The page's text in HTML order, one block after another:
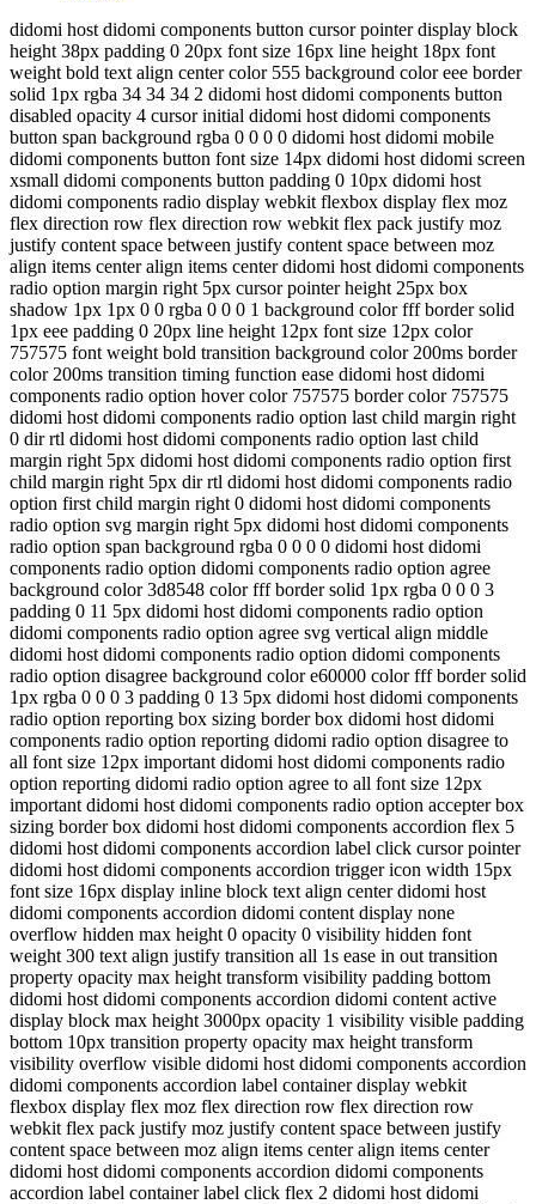
didomi host didomi components button cursor pointer display block
height 38px padding 0 20px font size 16px line height 18px font
weight bold text align center color 555 background color eee border
solid 1px rgba 34 34 34 2 didomi host didomi components button
disabled opacity 4 cursor initial didomi host didomi components
button span background rgba 0 0 0 0 didomi host didomi mobile
didomi components button font size 14px didomi host didomi screen
xsmall didomi components button padding 0 10px didomi host
didomi components radio display webkit flexbox display flex moz
flex direction row flex direction row webkit flex pack justify moz
justify content space between justify content space between moz
align items center align items center didomi host didomi components
radio option margin right 5px cursor pointer height 25px box
shadow 1px 1px 0 0 rgba 0 0 0 1 background color fff border solid
1px eee padding 0 20px line height 12px font size 12px color
757575 font weight bold transition background color 200ms border
color 200ms transition timing function ease didomi host didomi
components radio option hover color 757575 border color 757575
didomi host didomi components radio option last child margin right
0 dir rtl didomi host didomi components radio option last child
margin right 5px didomi host didomi components radio option first
child margin right 5px dir rtl didomi host didomi components radio
option first child margin right 0 didomi host didomi components
radio option svg margin right 5px didomi host didomi components
radio option span background rgba 0 0 0 0 didomi host didomi
components radio option didomi components radio option agree
background color 3d8548 color fff border solid 1px rgba 0 0 0 3
padding 0 11 5px didomi host didomi components radio option
didomi components radio option agree svg vertical align middle
didomi host didomi components radio option didomi components
radio option disagree background color e60000 color fff border solid
1px rgba 0 0 0 3 padding 0 13 5px didomi host didomi components
radio option reporting box sizing border box didomi host didomi
components radio option reporting didomi radio option disagree to
all font size 12px important didomi host didomi components radio
option reporting didomi radio option agree to all font size 12px
important didomi host didomi components radio option accepter box
sizing border box didomi host didomi components accordion flex 5
didomi host didomi components accordion label click cursor pointer
didomi host didomi components accordion trigger icon width 15px
font size 16px display inline block text align center didomi host
didomi components accordion didomi content display none
overflow hidden max height 0 opacity 0 visibility hidden font
weight 300 text align justify transition all 1s ease in out transition
property opacity max height transform visibility padding bottom
didomi host didomi components accordion didomi content active
display block max height 3000px opacity 1 visibility visible padding
bottom 10px transition property opacity max height transform
visibility overflow visible didomi host didomi components accordion
didomi components accordion label container display webkit
flexbox display flex moz flex direction row flex direction row
webkit flex pack justify moz justify content space between justify
content space between moz align items center align items center
didomi host didomi components accordion didomi components
accordion label container label click flex 2 didomi host didomi